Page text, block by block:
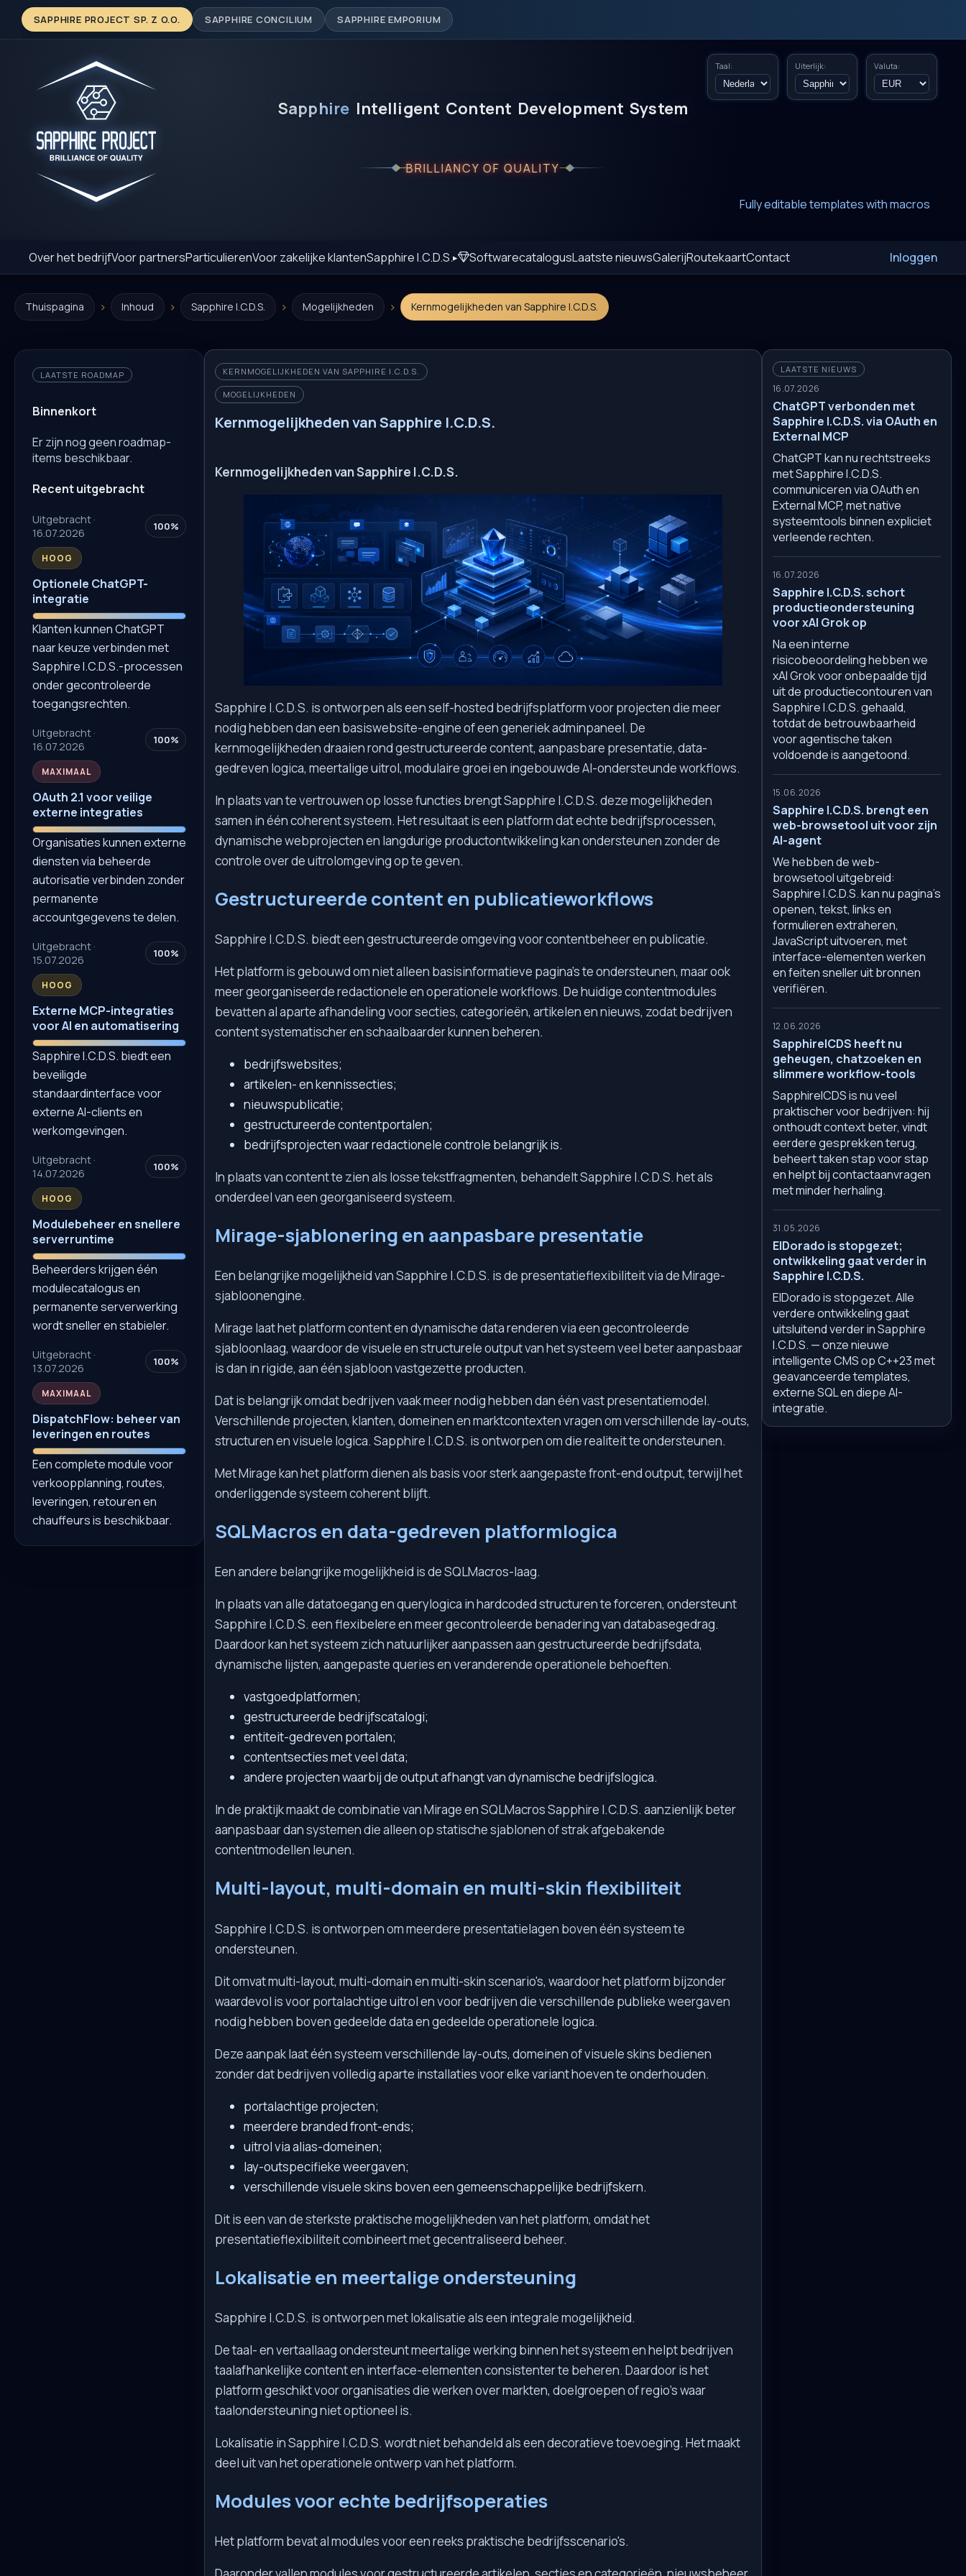
SAPPHIRE PROJECT SP. Z O.O. SAPPHIRE CONCILIUM SAPPHIRE EMPORIUM
Taal: Uiterlijk: Valuta:
Sapphire Intelligent Content Development System
Fully customizable SQL macros support
BRILLIANCY OF QUALITY
Inloggen
Over het bedrijfVoor partnersParticulierenVoor zakelijke klantenSapphire I.C.D.S. SoftwarecatalogusLaatste nieuwsGalerijRoutekaartContact
Thuispagina › Inhoud › Sapphire I.C.D.S. › Mogelijkheden › Kernmogelijkheden van Sapphire I.C.D.S.
LAATSTE ROADMAP
Binnenkort
Er zijn nog geen roadmap-
items beschikbaar.
Recent uitgebracht
Uitgebracht ·
16.07.2026
100%
HOOG
Optionele ChatGPT-
integratie
Klanten kunnen ChatGPT
naar keuze verbinden met
Sapphire I.C.D.S.-processen
onder gecontroleerde
toegangsrechten.
Uitgebracht ·
16.07.2026
100%
MAXIMAAL
OAuth 2.1 voor veilige
externe integraties
Organisaties kunnen externe
diensten via beheerde
autorisatie verbinden zonder
permanente
accountgegevens te delen.
Uitgebracht ·
15.07.2026
100%
HOOG
Externe MCP-integraties
voor AI en automatisering
Sapphire I.C.D.S. biedt een
beveiligde
standaardinterface voor
externe AI-clients en
werkomgevingen.
Uitgebracht ·
14.07.2026
100%
HOOG
Modulebeheer en snellere
serverruntime
Beheerders krijgen één
modulecatalogus en
permanente serverwerking
wordt sneller en stabieler.
Uitgebracht ·
13.07.2026
100%
MAXIMAAL
DispatchFlow: beheer van
leveringen en routes
Een complete module voor
verkoopplanning, routes,
leveringen, retouren en
chauffeurs is beschikbaar.
KERNMOGELIJKHEDEN VAN SAPPHIRE I.C.D.S.
MOGELIJKHEDEN
Kernmogelijkheden van Sapphire I.C.D.S.
Kernmogelijkheden van Sapphire I.C.D.S.
Sapphire I.C.D.S. is ontworpen als een self-hosted bedrijfsplatform voor projecten die meer
nodig hebben dan een basiswebsite-engine of een generiek adminpaneel. De
kernmogelijkheden draaien rond gestructureerde content, aanpasbare presentatie, data-
gedreven logica, meertalige uitrol, modulaire groei en ingebouwde AI-ondersteunde workflows.
In plaats van te vertrouwen op losse functies brengt Sapphire I.C.D.S. deze mogelijkheden
samen in één coherent systeem. Het resultaat is een platform dat echte bedrijfsprocessen,
dynamische webprojecten en langdurige productontwikkeling kan ondersteunen zonder de
controle over de uitrolomgeving op te geven.
Gestructureerde content en publicatieworkflows
Sapphire I.C.D.S. biedt een gestructureerde omgeving voor contentbeheer en publicatie.
Het platform is gebouwd om niet alleen basisinformatieve pagina's te ondersteunen, maar ook
meer georganiseerde redactionele en operationele workflows. De huidige contentmodules
bevatten al aparte afhandeling voor secties, categorieën, artikelen en nieuws, zodat bedrijven
content systematischer en schaalbaarder kunnen beheren.
bedrijfswebsites;
artikelen- en kennissecties;
nieuwspublicatie;
gestructureerde contentportalen;
bedrijfsprojecten waar redactionele controle belangrijk is.
In plaats van content te zien als losse tekstfragmenten, behandelt Sapphire I.C.D.S. het als
onderdeel van een georganiseerd systeem.
Mirage-sjablonering en aanpasbare presentatie
Een belangrijke mogelijkheid van Sapphire I.C.D.S. is de presentatieflexibiliteit via de Mirage-
sjabloonengine.
Mirage laat het platform content en dynamische data renderen via een gecontroleerde
sjabloonlaag, waardoor de visuele en structurele output van het systeem veel beter aanpasbaar
is dan in rigide, aan één sjabloon vastgezette producten.
Dat is belangrijk omdat bedrijven vaak meer nodig hebben dan één vast presentatiemodel.
Verschillende projecten, klanten, domeinen en marktcontexten vragen om verschillende lay-outs,
structuren en visuele logica. Sapphire I.C.D.S. is ontworpen om die realiteit te ondersteunen.
Met Mirage kan het platform dienen als basis voor sterk aangepaste front-end output, terwijl het
onderliggende systeem coherent blijft.
SQLMacros en data-gedreven platformlogica
Een andere belangrijke mogelijkheid is de SQLMacros-laag.
In plaats van alle datatoegang en querylogica in hardcoded structuren te forceren, ondersteunt
Sapphire I.C.D.S. een flexibelere en meer gecontroleerde benadering van databasegedrag.
Daardoor kan het systeem zich natuurlijker aanpassen aan gestructureerde bedrijfsdata,
dynamische lijsten, aangepaste queries en veranderende operationele behoeften.
vastgoedplatformen;
gestructureerde bedrijfscatalogi;
entiteit-gedreven portalen;
contentsecties met veel data;
andere projecten waarbij de output afhangt van dynamische bedrijfslogica.
In de praktijk maakt de combinatie van Mirage en SQLMacros Sapphire I.C.D.S. aanzienlijk beter
aanpasbaar dan systemen die alleen op statische sjablonen of strak afgebakende
contentmodellen leunen.
Multi-layout, multi-domain en multi-skin flexibiliteit
Sapphire I.C.D.S. is ontworpen om meerdere presentatielagen boven één systeem te
ondersteunen.
Dit omvat multi-layout, multi-domain en multi-skin scenario's, waardoor het platform bijzonder
waardevol is voor portalachtige uitrol en voor bedrijven die verschillende publieke weergaven
nodig hebben boven gedeelde data en gedeelde operationele logica.
Deze aanpak laat één systeem verschillende lay-outs, domeinen of visuele skins bedienen
zonder dat bedrijven volledig aparte installaties voor elke variant hoeven te onderhouden.
portalachtige projecten;
meerdere branded front-ends;
uitrol via alias-domeinen;
lay-outspecifieke weergaven;
verschillende visuele skins boven een gemeenschappelijke bedrijfskern.
Dit is een van de sterkste praktische mogelijkheden van het platform, omdat het
presentatieflexibiliteit combineert met gecentraliseerd beheer.
Lokalisatie en meertalige ondersteuning
Sapphire I.C.D.S. is ontworpen met lokalisatie als een integrale mogelijkheid.
De taal- en vertaallaag ondersteunt meertalige werking binnen het systeem en helpt bedrijven
taalafhankelijke content en interface-elementen consistenter te beheren. Daardoor is het
platform geschikt voor organisaties die werken over markten, doelgroepen of regio's waar
taalondersteuning niet optioneel is.
Lokalisatie in Sapphire I.C.D.S. wordt niet behandeld als een decoratieve toevoeging. Het maakt
deel uit van het operationele ontwerp van het platform.
Modules voor echte bedrijfsoperaties
Het platform bevat al modules voor een reeks praktische bedrijfsscenario's.
LAATSTE NIEUWS
16.07.2026
ChatGPT verbonden met
Sapphire I.C.D.S. via OAuth en
External MCP
ChatGPT kan nu rechtstreeks
met Sapphire I.C.D.S.
communiceren via OAuth en
External MCP, met native
systeemtools binnen expliciet
verleende rechten.
16.07.2026
Sapphire I.C.D.S. schort
productieondersteuning
voor xAI Grok op
Na een interne
risicobeoordeling hebben we
xAI Grok voor onbepaalde tijd
uit de productiecontouren van
Sapphire I.C.D.S. gehaald,
totdat de betrouwbaarheid
voor agentische taken
voldoende is aangetoond.
15.06.2026
Sapphire I.C.D.S. brengt een
web-browsetool uit voor zijn
AI-agent
We hebben de web-
browsetool uitgebreid:
Sapphire I.C.D.S. kan nu pagina's
openen, tekst, links en
formulieren extraheren,
JavaScript uitvoeren, met
interface-elementen werken
en feiten sneller uit bronnen
verifiëren.
12.06.2026
SapphireICDS heeft nu
geheugen, chatzoeken en
slimmere workflow-tools
SapphireICDS is nu veel
praktischer voor bedrijven: hij
onthoudt context beter, vindt
eerdere gesprekken terug,
beheert taken stap voor stap
en helpt bij contactaanvragen
met minder herhaling.
31.05.2026
ElDorado is stopgezet;
ontwikkeling gaat verder in
Sapphire I.C.D.S.
ElDorado is stopgezet. Alle
verdere ontwikkeling gaat
uitsluitend verder in Sapphire
I.C.D.S. — onze nieuwe
intelligente CMS op C++23 met
geavanceerde templates,
externe SQL en diepe AI-
integratie.